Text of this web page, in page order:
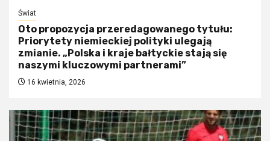
Świat
Oto propozycja przeredagowanego tytułu:
Priorytety niemieckiej polityki ulegają
zmianie. „Polska i kraje bałtyckie stają się
naszymi kluczowymi partnerami”
16 kwietnia, 2026